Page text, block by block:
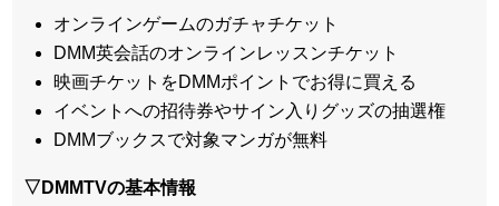
オンラインゲームのガチャチケット
DMM英会話のオンラインレッスンチケット
映画チケットをDMMポイントでお得に買える
イベントへの招待券やサイン入りグッズの抽選権
DMMブックスで対象マンガが無料
▽DMMTVの基本情報